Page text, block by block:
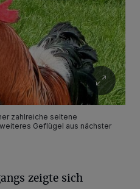
zahlreiche seltene
Geflügel aus nächster
zeigte sich